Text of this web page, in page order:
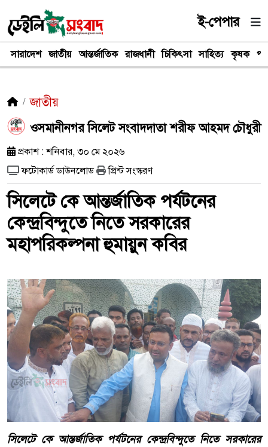
ই-পেপার
সারাদেশ জাতীয় আন্তর্জাতিক রাজধানী চিকিৎসা সাহিত্য কৃষক
জাতীয়
ওসমানীনগর সিলেট সংবাদদাতা শরীফ আহমদ চৌধুরী
প্রকাশ : শনিবার, ৩০ মে ২০২৬
ফটোকার্ড ডাউনলোড
প্রিন্ট সংস্করণ
সিলেটে কে আন্তর্জাতিক পর্যটনের
কেন্দ্রবিন্দুতে নিতে সরকারের
মহাপরিকল্পনা হুমায়ুন কবির
সিলেটে কে আন্তর্জাতিক পর্যটনের কেন্দ্রবিন্দুতে নিতে সরকারের